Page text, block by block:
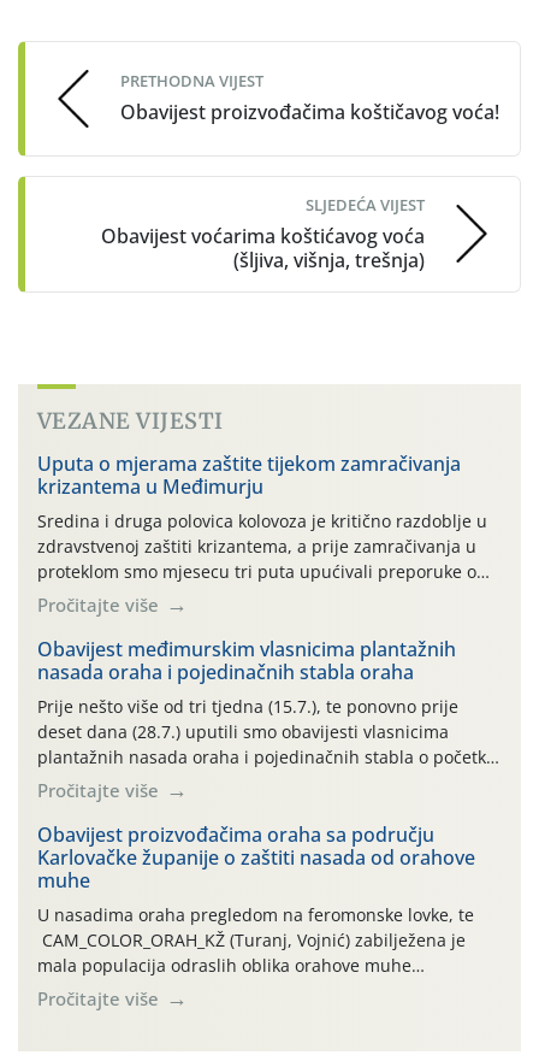
navigation
PRETHODNA VIJEST
Obavijest proizvođačima koštičavog voća!
SLJEDEĆA VIJEST
Obavijest voćarima koštićavog voća
(šljiva, višnja, trešnja)
VEZANE VIJESTI
Uputa o mjerama zaštite tijekom zamračivanja
krizantema u Međimurju
Sredina i druga polovica kolovoza je kritično razdoblje u
zdravstvenoj zaštiti krizantema, a prije zamračivanja u
proteklom smo mjesecu tri puta upućivali preporuke o
preventivnim mjerama zaštite krizantema od najčešćih
uzročnika bolesti, štetnika i fito-fagnih grinja (23.7., 14.7.,
06.7.)! Na početku ovog mjeseca je zabilježeno je
povijesno i ekstremno vruće meteorološko razdoblje, uz
najviše temperature […]
Pročitajte više
Obavijest međimurskim vlasnicima plantažnih
nasada oraha i pojedinačnih stabla oraha
Prije nešto više od tri tjedna (15.7.), te ponovno prije
deset dana (28.7.) uputili smo obavijesti vlasnicima
plantažnih nasada oraha i pojedinačnih stabla o početku
leta i ovogodišnjoj potrebi usmjerenog suzbijanja
orahove muhe (Rhagoletis completa)! Već dvanaest dana
traje drugi ovogodišnji “toplinski udar”, koji naročito
izražen zadnja šest dana (31.7.-05.8.), jer najviše
temperature zraka svakodnevno […]
Pročitajte više
Obavijest proizvođačima oraha sa području
Karlovačke županije o zaštiti nasada od orahove
muhe
U nasadima oraha pregledom na feromonske lovke, te
CAM_COLOR_ORAH_KŽ (Turanj, Vojnić) zabilježena je
mala populacija odraslih oblika orahove muhe
(Rhagoletis completa). Niska brojnost može se objasniti
činjenicom da je riječ o mladim nasadima s vrlo malim
Pročitajte više